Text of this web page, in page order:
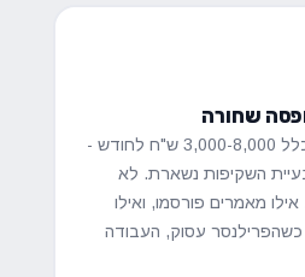
שחורה
פרילנסר גובה בדרך כלל 3,000-8,000 ש"ח לחודש -
השקיפות נשארת. לא
מאמרים פורסמו, ואילו
כשהפרילנסר עסוק, העבודה